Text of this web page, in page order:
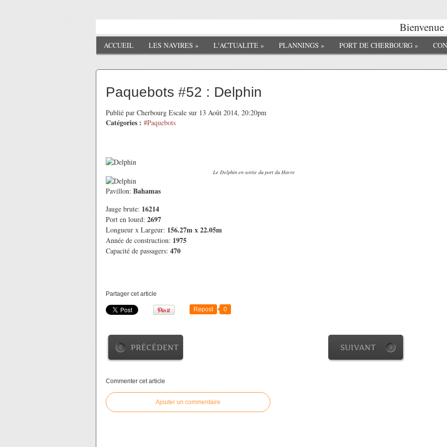
Bienvenue
ACCUEIL LES NAVIRES » L'ACTUALITE » PLANNINGS » PORT DE CHERBOURG »
Paquebots #52 : Delphin
Publié par Cherbourg Escale sur 13 Août 2014, 20:20pm
Catégories : #Paquebots
Le Delphin en sortie du port du Havre
Pavillon: Bahamas
Jauge brute: 16214
Port en lourd: 2697
Longueur x Largeur: 156.27m x 22.05m
Année de construction: 1975
Capacité de passagers: 470
Partager cet article
Repost 0
PRÉCÉDENT SUIVANT
Commenter cet article
Ajouter un commentaire